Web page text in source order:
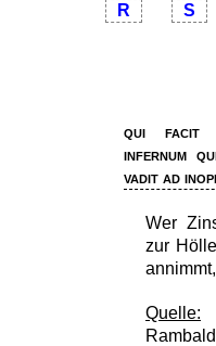
R S
qui facit
infernum
vadit ad
Wer
zur
Quelle: